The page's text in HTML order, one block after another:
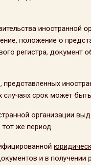
иностранной
положение о
регистра, документ
срок может
организации
же период.
и в получении